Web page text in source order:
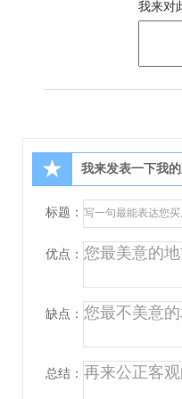
我来对
★ 我来发表一下我
标题：
优点：
缺点：
总结：